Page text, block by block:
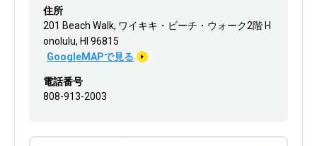
住所
201 Beach Walk, ワイキキ・ビーチ・ウォーク2階 H
onolulu, HI 96815
GoogleMAPで見る
電話番号
808-913-2003